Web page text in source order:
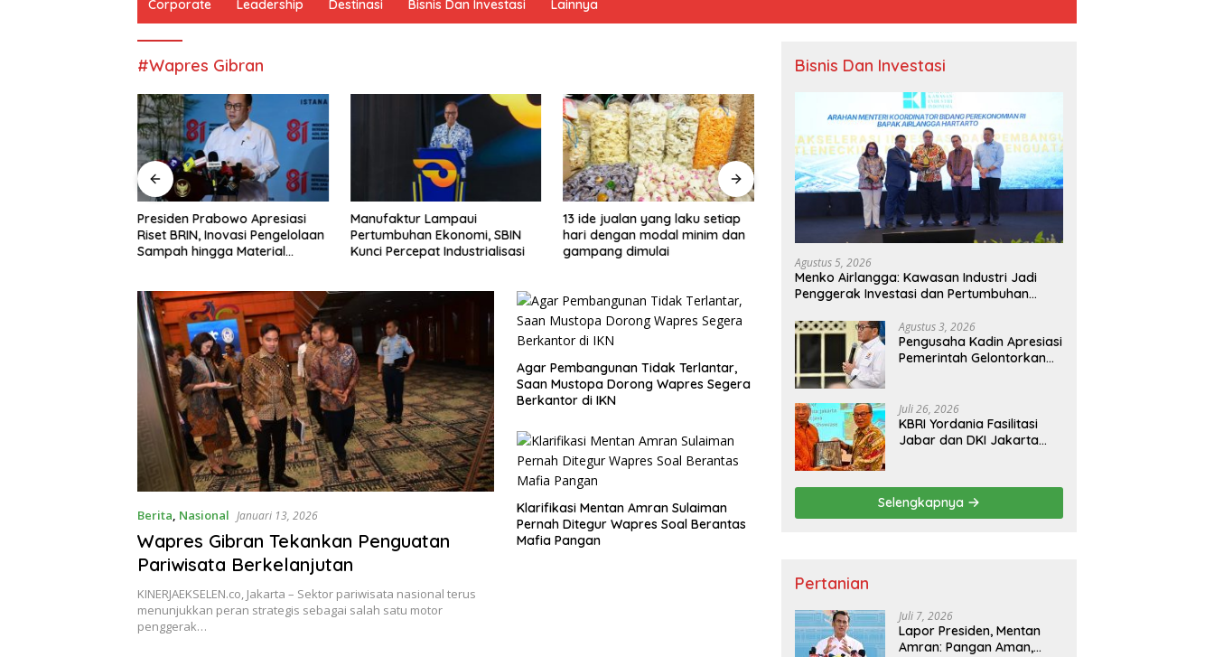
Corporate Leadership Destinasi Bisnis Dan Investasi Lainnya
#Wapres Gibran
Presiden Prabowo Apresiasi
Riset BRIN, Inovasi Pengelolaan
Sampah hingga Material
Manufaktur Lampaui
Pertumbuhan Ekonomi, SBIN
Kunci Percepat Industrialisasi
13 ide jualan yang laku setiap
hari dengan modal minim dan
gampang dimulai
PT IMIP dan Dinas Pendidikan
Morowali Kolaborasi
Kepala Sekolah di Bahodopi
Pertumbuhan 5,29 Persen,
Berkualitas bagi Siapa?
Berita, Nasional Januari 13, 2026
Wapres Gibran Tekankan Penguatan
Pariwisata Berkelanjutan
KINERJAEKSELEN.co, Jakarta – Sektor pariwisata nasional terus
menunjukkan peran strategis sebagai salah satu motor
penggerak…
Agar Pembangunan Tidak Terlantar,
Saan Mustopa Dorong Wapres Segera
Berkantor di IKN
Klarifikasi Mentan Amran Sulaiman
Pernah Ditegur Wapres Soal Berantas
Mafia Pangan
Bisnis Dan Investasi
Agustus 5, 2026
Menko Airlangga: Kawasan Industri Jadi
Penggerak Investasi dan Pertumbuhan
Agustus 3, 2026
Pengusaha Kadin Apresiasi
Pemerintah Gelontorkan
Juli 26, 2026
KBRI Yordania Fasilitasi
Jabar dan DKI Jakarta
Internasional
Selengkapnya
Pertanian
Juli 7, 2026
Lapor Presiden, Mentan
Amran: Pangan Aman,